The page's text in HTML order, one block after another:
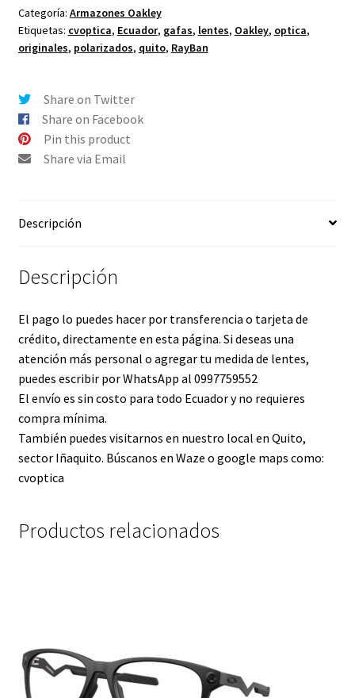
Satin
gresy
smoke
02
56-
16
mm
Categoría: Armazones Oakley
Etiquetas: cvoptica, Ecuador, gafas, lentes, Oakley, optica,
originales, polarizados, quito, RayBan
Share on Twitter
Share on Facebook
Pin this product
Share via Email
Descripción
Descripción
El pago lo puedes hacer por transferencia o tarjeta de
crédito, directamente en esta página. Si deseas una
atención más personal o agregar tu medida de lentes,
puedes escribir por WhatsApp al 0997759552
El envío es sin costo para todo Ecuador y no requieres
compra mínima.
También puedes visitarnos en nuestro local en Quito,
sector Iñaquito. Búscanos en Waze o google maps como:
cvoptica
Productos relacionados